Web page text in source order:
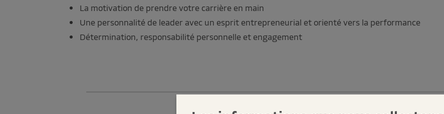
La motivation de prendre votre carrière en main
Une personnalité de leader avec un esprit entrepreneurial et orienté vers la performance
Détermination, responsabilité personnelle et engagement